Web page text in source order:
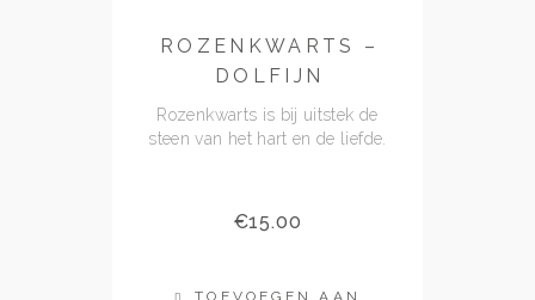
ROZENKWARTS –
DOLFIJN
Rozenkwarts is bij uitstek de
steen van het hart en de liefde.
€15.00